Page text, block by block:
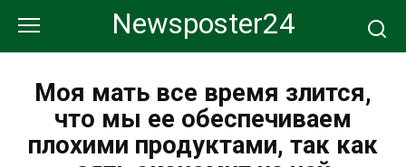
контенту
Newsposter24
Моя мать все время злится,
что мы ее обеспечиваем
плохими продуктами, так как